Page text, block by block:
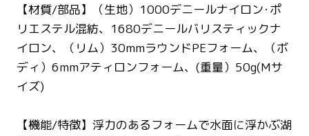
【材質/部品】（生地）1000デニールナイロン･ポ
リエステル混紡、1680デニールバリスティックナ
イロン、（リム）30mmラウンドPEフォーム、（ボ
ディ）6mmアティロンフォーム、(重量）50g(Mサ
イズ)
【機能/特徴】浮力のあるフォームで水面に浮かぶ湖